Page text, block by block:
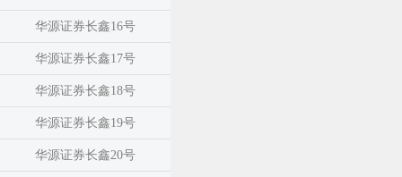
华源证券长鑫16号
华源证券长鑫17号
华源证券长鑫18号
华源证券长鑫19号
华源证券长鑫20号